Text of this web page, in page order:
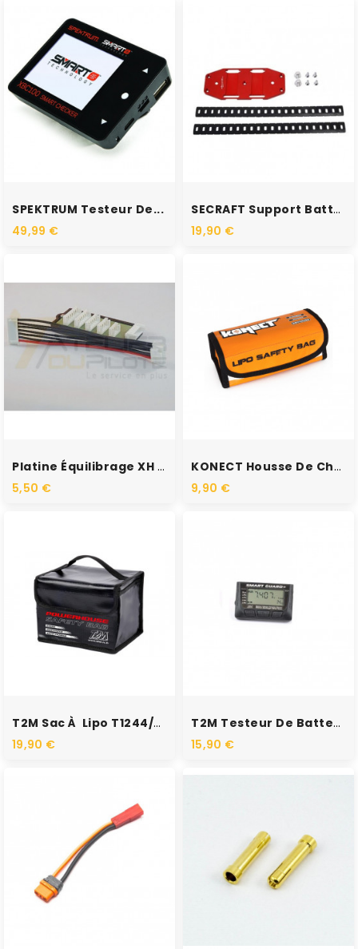
SPEKTRUM Testeur De...
49,99 €
SECRAFT Support Batterie...
19,90 €
Platine Équilibrage XH / XH
5,50 €
KONECT Housse De Charge...
9,90 €
T2M Sac À Lipo T1244/03
19,90 €
T2M Testeur De Batterie /...
15,90 €